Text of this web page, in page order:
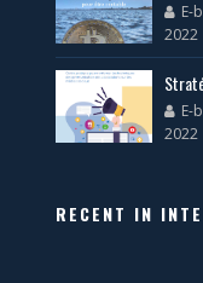
E-
2022
E-
2022
RECENT IN